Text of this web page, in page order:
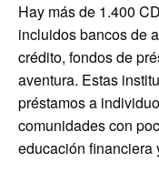
Hay más de 1.400
incluidos bancos de
crédito, fondos de
aventura. Estas
préstamos a
comunidades con
educación financiera